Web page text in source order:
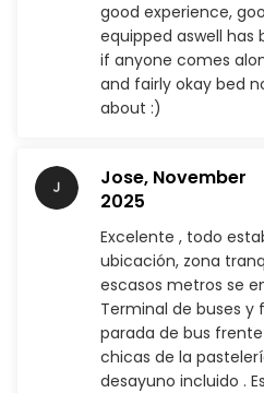
good experience,
equipped aswell
if anyone comes
and fairly okay bed
about :)
Jose, November
2025
Excelente , todo
ubicación, zona
escasos metros se
Terminal de buses y
parada de bus
chicas de la
desayuno incluido .